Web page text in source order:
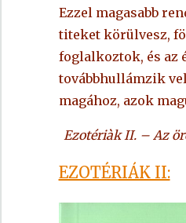
Ezzel magasabb
titeket körülvesz,
foglalkoztok, és az
továbbhullámzik
magához, azok
Ezotériàk II. – Az
EZOTÉRIÁK II: